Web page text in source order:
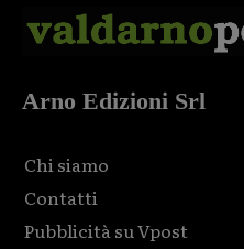
Arno Edizioni Srl
Chi siamo
Contatti
Pubblicità su Vpost